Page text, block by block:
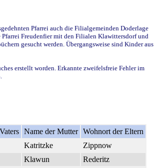
Pfarrei auch die Filialgemeinden Doderlage
Freudenfier mit den Filialen Klawittersdorf und
gesucht werden. Übergangsweise sind Kinder aus
erstellt worden. Erkannte zweifelsfreie Fehler im
Name der Mutter Wohnort der Eltern
Katritzke
Zippnow
Klawun
Rederitz